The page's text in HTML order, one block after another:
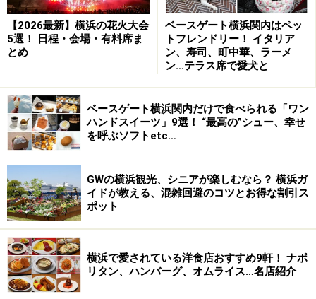
岸壁エリア／カップヌードルミュージアムパークエリ
ア」（⇒チケットぴあ）などはまだ受け付けされていま
す（2026年5月28日現在）ので、検討してみてはいかが
当日は、みなとみらいエリア一帯で16:00ごろから交通規
制がスタート。18:00からは協賛チケットを持っていない
方は臨港パークに入れませんので、ご注意ください。
■「第45回 横浜開港祭
日時：2026年6月1日（月）～6月2日（火）
※「ビームスペクタクル in ハーバー」は6月2日（火）
19:20～20:00（予定）
※荒天の場合は中止（順延なし）
会場：みなとみらい21地区 臨港パーク周辺
【2026最新】横浜の花火大会
5選！ 日程・会場・有料席ま
とめ
ベースゲート横浜関内はペッ
トフレンドリー！ イタリア
ン、寿司、町中華、ラーメ
ン…テラス席で愛犬と
ベースゲート横浜関内だけで食べられる「ワン
ハンドスイーツ」9選！ “最高の”シュー、幸せ
を呼ぶソフトetc…
GWの横浜観光、シニアが楽しむなら？ 横浜ガ
イドが教える、混雑回避のコツとお得な割引ス
ポット
横浜で愛されている洋食店おすすめ9軒！ ナポ
リタン、ハンバーグ、オムライス…名店紹介